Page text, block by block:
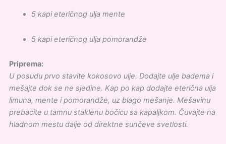
5 kapi eteričnog ulja mente
5 kapi eteričnog ulja pomorandže
Priprema:
U posudu prvo stavite kokosovo ulje. Dodajte ulje badema i
mešajte dok se ne sjedine. Kap po kap dodajte eterična ulja
limuna, mente i pomorandže, uz blago mešanje. Mešavinu
prebacite u tamnu staklenu bočicu sa kapaljkom. Čuvajte na
hladnom mestu dalje od direktne sunčeve svetlosti.